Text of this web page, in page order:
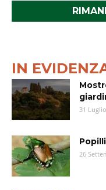
IN
31
26